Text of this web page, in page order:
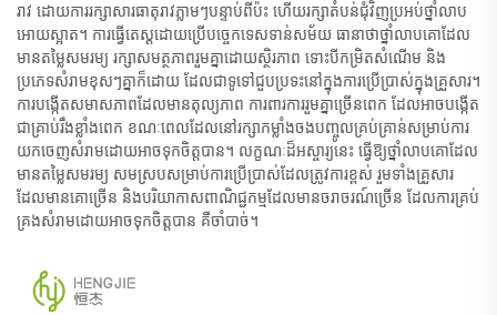
រាវ ដោយ​ការ​រក្សា​សារធាតុ​រាវ​ភ្លាមៗ​បន្ទាប់​ពី​ប៉ះ ហើយ​រក្សា​តំបន់​ជុំវិញ​ប្រអប់​ថ្នាំលាប​
អោយ​ស្អាត។ ការ​ធ្វើ​តេស្ត​ដោយ​ប្រើ​បច្ចេកទេស​ទាន់​សម័យ ធានា​ថា​ថ្នាំលាប​គោ​ដែល​
មាន​តម្លៃ​សមរម្យ រក្សា​សមត្ថភាព​រួម​គ្នា​ដោយ​ស្ថិរភាព ទោះ​បី​កម្រិត​សំណើម និង​
ប្រភេទ​សំរាម​ខុសៗ​គ្នា​ក៏​ដោយ ដែល​ជាទូទៅ​ជួប​ប្រទះ​នៅ​ក្នុង​ការ​ប្រើ​ប្រាស់​ក្នុង​គ្រួសារ។
ការ​បង្កើត​សមាសភាព​ដែល​មាន​តុល្យភាព ការពារ​ការ​រួម​គ្នា​ច្រើន​ពេក ដែល​អាច​បង្កើត​
ជា​គ្រាប់​រឹង​ខ្លាំង​ពេក ខណៈ​ពេល​ដែល​នៅ​រក្សា​កម្លាំង​ចង​បញ្ចូល​គ្រប់គ្រាន់​សម្រាប់​ការ​
យក​ចេញ​សំរាម​ដោយ​អាច​ទុក​ចិត្ត​បាន។ លក្ខណៈ​ដ៏​អស្ចារ្យ​នេះ ធ្វើ​ឱ្យ​ថ្នាំលាប​គោ​ដែល​
មាន​តម្លៃ​សមរម្យ សមស្រប​សម្រាប់​ការ​ប្រើ​ប្រាស់​ដែល​ត្រូវ​ការ​ខ្ពស់ រួមទាំង​គ្រួសារ​
ដែល​មាន​គោ​ច្រើន និង​បរិយាកាស​ពាណិជ្ជកម្ម​ដែល​មាន​ចរាចរណ៍​ច្រើន ដែល​ការ​គ្រប់
គ្រង​សំរាម​ដោយ​អាច​ទុក​ចិត្ត​បាន គឺ​ចាំបាច់។